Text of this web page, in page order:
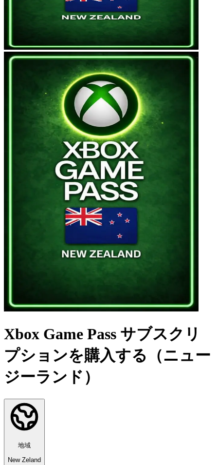
Xbox Game Pass サブスクリ
プションを購入する（ニュー
ジーランド）
地域
New Zeland